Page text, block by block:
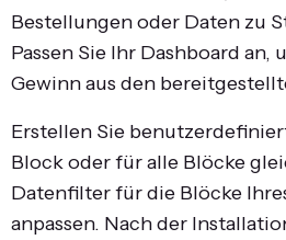
Bestellungen oder Daten zu
Passen Sie Ihr Dashboard an,
Gewinn aus den
Erstellen Sie
Block oder für alle Blöcke
Datenfilter für die Blöcke
anpassen. Nach der